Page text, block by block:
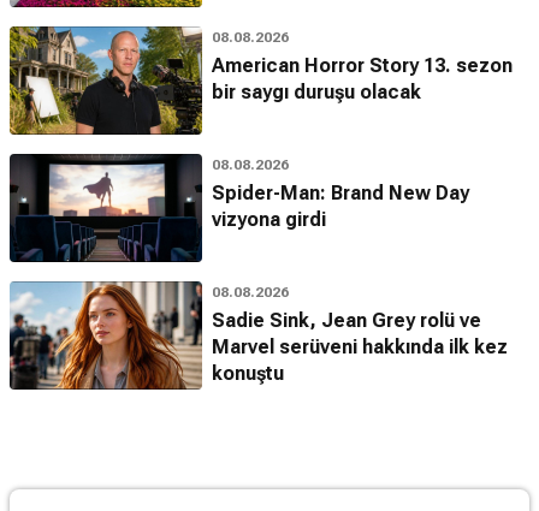
08.08.2026
American Horror Story 13. sezon
bir saygı duruşu olacak
08.08.2026
Spider-Man: Brand New Day
vizyona girdi
08.08.2026
Sadie Sink, Jean Grey rolü ve
Marvel serüveni hakkında ilk kez
konuştu